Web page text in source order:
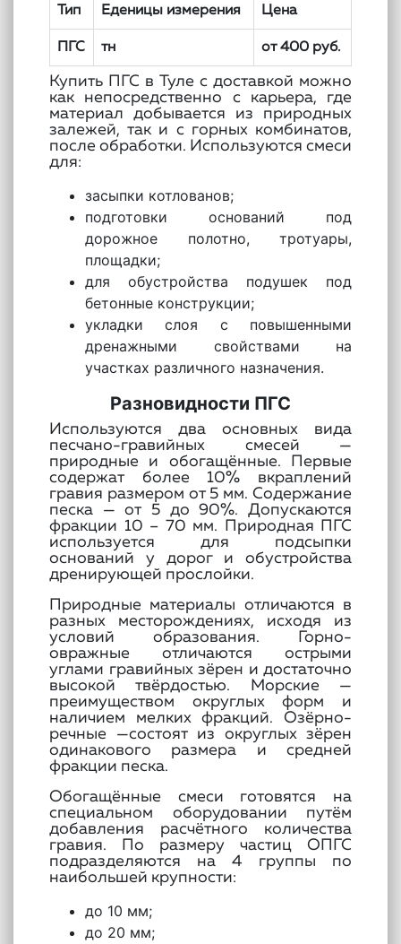
Тип Еденицы измерения Цена
ПГС тн от 400 руб.
Купить ПГС в Туле с доставкой можно
как непосредственно с карьера, где
материал добывается из природных
залежей, так и с горных комбинатов,
после обработки. Используются смеси
для:
засыпки котлованов;
подготовки оснований под
дорожное полотно, тротуары,
площадки;
для обустройства подушек под
бетонные конструкции;
укладки слоя с повышенными
дренажными свойствами на
участках различного назначения.
Разновидности ПГС
Используются два основных вида
песчано-гравийных смесей —
природные и обогащённые. Первые
содержат более 10% вкраплений
гравия размером от 5 мм. Содержание
песка — от 5 до 90%. Допускаются
фракции 10 – 70 мм. Природная ПГС
используется для подсыпки
оснований у дорог и обустройства
дренирующей прослойки.
Природные материалы отличаются в
разных месторождениях, исходя из
условий образования. Горно-
овражные отличаются острыми
углами гравийных зёрен и достаточно
высокой твёрдостью. Морские —
преимуществом округлых форм и
наличием мелких фракций. Озёрно-
речные —состоят из округлых зёрен
одинакового размера и средней
фракции песка.
Обогащённые смеси готовятся на
специальном оборудовании путём
добавления расчётного количества
гравия. По размеру частиц ОПГС
подразделяются на 4 группы по
наибольшей крупности:
до 10 мм;
до 20 мм;